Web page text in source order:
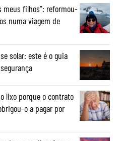
meus filhos”: reformou-
numa viagem de
solar: este é o guia
lixo porque o contrato
o a pagar por